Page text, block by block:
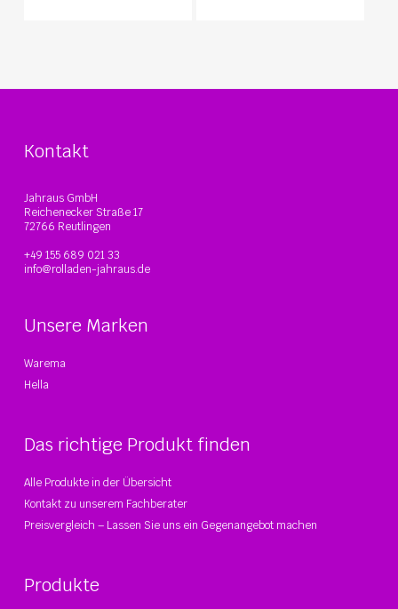
Kontakt
Jahraus GmbH
Reichenecker Straße 17
72766 Reutlingen
+49 155 689 021 33
info@rolladen-jahraus.de
Unsere Marken
Warema
Hella
Das richtige Produkt finden
Alle Produkte in der Übersicht
Kontakt zu unserem Fachberater
Preisvergleich – Lassen Sie uns ein Gegenangebot machen
Produkte